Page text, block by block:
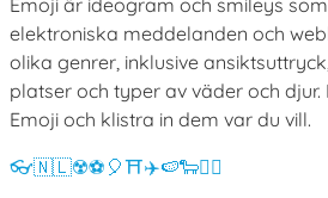
elektroniska meddelanden och
olika genrer, inklusive
platser och typer av väder och
Emoji och klistra in dem var du vill.
👓🇳🇱☢️⚽ 🎈⛩️✈️🍉🐑💁‍♀️